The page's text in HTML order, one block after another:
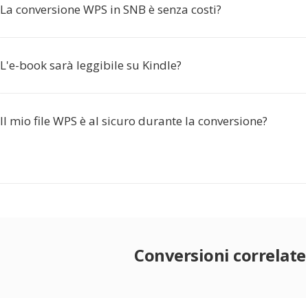
La conversione WPS in SNB è senza costi?
L'e-book sarà leggibile su Kindle?
Il mio file WPS è al sicuro durante la conversione?
Conversioni correlate